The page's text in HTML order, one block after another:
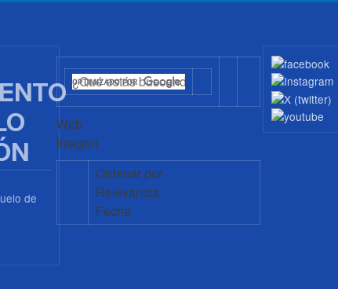
de
Web
Imagen
Ordenar por
Relevancia
Fecha